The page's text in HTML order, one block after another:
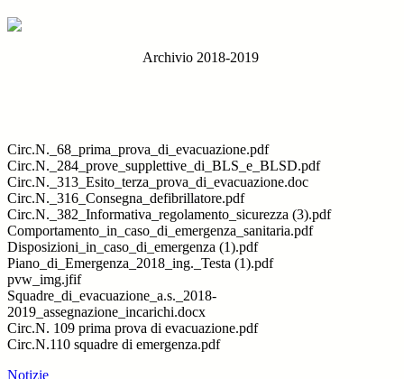
Archivio 2018-2019
Circ.N._68_prima_prova_di_evacuazione.pdf
Circ.N._284_prove_supplettive_di_BLS_e_BLSD.pdf
Circ.N._313_Esito_terza_prova_di_evacuazione.doc
Circ.N._316_Consegna_defibrillatore.pdf
Circ.N._382_Informativa_regolamento_sicurezza (3).pdf
Comportamento_in_caso_di_emergenza_sanitaria.pdf
Disposizioni_in_caso_di_emergenza (1).pdf
Piano_di_Emergenza_2018_ing._Testa (1).pdf
pvw_img.jfif
Squadre_di_evacuazione_a.s._2018-
2019_assegnazione_incarichi.docx
Circ.N. 109 prima prova di evacuazione.pdf
Circ.N.110 squadre di emergenza.pdf
Notizie